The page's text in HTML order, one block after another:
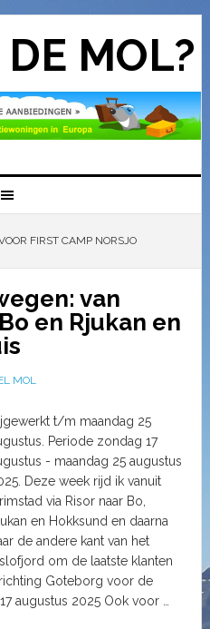
MOL?
FIRST CAMP NORSJO
van
en Rjukan en
MOL
t/m maandag 25
Periode zondag 17
- maandag 25 augustus
Deze week rijd ik vanuit
via Risor naar Bo,
en Hokksund en daarna
de andere kant van het
om de laatste klanten
Goteborg voor de
augustus 2025 Ook voor …